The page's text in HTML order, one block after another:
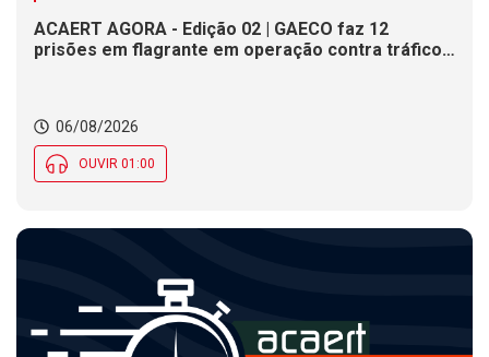
ACAERT AGORA - Edição 02 | GAECO faz 12
prisões em flagrante em operação contra tráfico
cerâmica em SC
06/08/2026
OUVIR 01:00